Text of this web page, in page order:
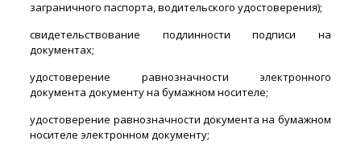
заграничного паспорта, водительского удостоверения);
свидетельствование подлинности подписи на
документах;
удостоверение равнозначности электронного
документа документу на бумажном носителе;
удостоверение равнозначности документа на бумажном
носителе электронном документу;